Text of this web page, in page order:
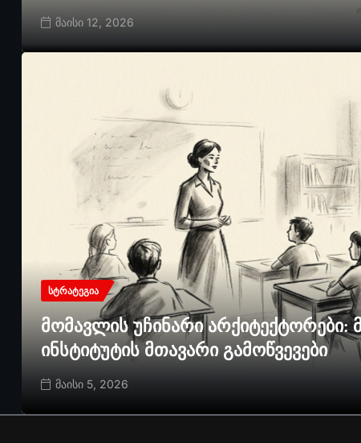
მაისი 12, 2026
ᲡᲢᲠᲐᲢᲔᲒᲘᲐ
მომავლის უჩინარი არქიტექტორები:
ინსტიტუტის მთავარი გამოწვევები
მაისი 5, 2026